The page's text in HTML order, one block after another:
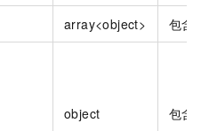
array<object> 包含
object 包含